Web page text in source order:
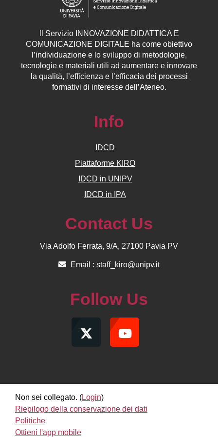
Servizio INNOVAZIONE DIDATTICA E
COMUNICAZIONE DIGITALE ha come obiettivo
l’individuazione e lo sviluppo di metodologie,
tecnologie e materiali utili ad aumentare e innovare
la qualità, l’efficienza e l’efficacia dei processi
formativi di interesse dell’Ateneo.
Info
IDCD
Piattaforme KIRO
IDCD in UNIPV
IDCD in IPA
Contact Us
Via Adolfo Ferrata, 9/A, 27100 Pavia PV
Email : staff_kiro@unipv.it
Follow Us
Non sei collegato. (Login)
Riepilogo della conservazione dei dati
Politiche
Ottieni l'app mobile